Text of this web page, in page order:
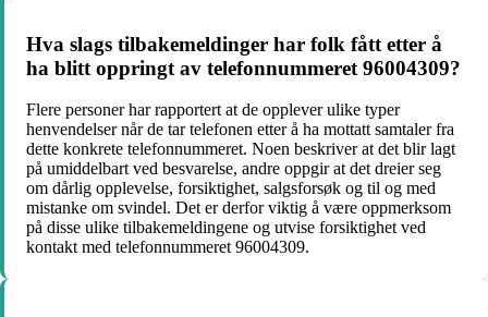
Hva slags tilbakemeldinger har folk fått etter å
ha blitt oppringt av telefonnummeret 96004309?
Flere personer har rapportert at de opplever ulike typer
henvendelser når de tar telefonen etter å ha mottatt samtaler fra
dette konkrete telefonnummeret. Noen beskriver at det blir lagt
på umiddelbart ved besvarelse, andre oppgir at det dreier seg
om dårlig opplevelse, forsiktighet, salgsforsøk og til og med
mistanke om svindel. Det er derfor viktig å være oppmerksom
på disse ulike tilbakemeldingene og utvise forsiktighet ved
kontakt med telefonnummeret 96004309.